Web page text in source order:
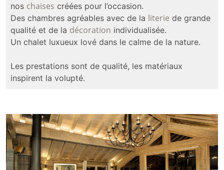
nos chaises créées pour l’occasion.
Des chambres agréables avec de la literie de grande
qualité et de la décoration individualisée.
Un chalet luxueux lové dans le calme de la nature.
Les prestations sont de qualité, les matériaux
inspirent la volupté.